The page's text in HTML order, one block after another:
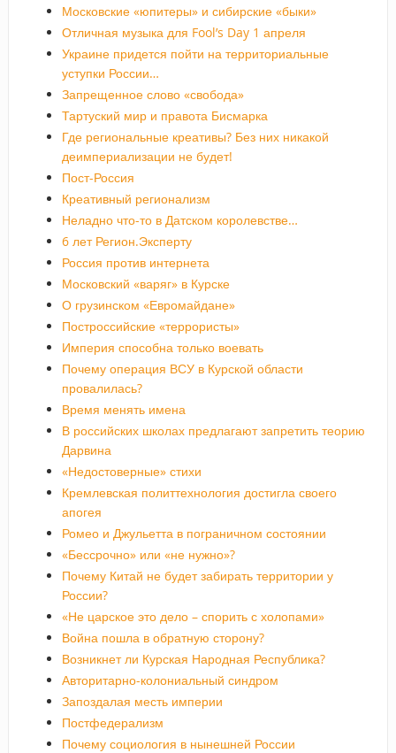
Московские «юпитеры» и сибирские «быки»
Отличная музыка для Fool’s Day 1 апреля
Украине придется пойти на территориальные
уступки России…
Запрещенное слово «свобода»
Тартуский мир и правота Бисмарка
Где региональные креативы? Без них никакой
деимпериализации не будет!
Пост-Россия
Креативный регионализм
Неладно что-то в Датском королевстве…
6 лет Регион.Эксперту
Россия против интернета
Московский «варяг» в Курске
О грузинском «Евромайдане»
Построссийские «террористы»
Империя способна только воевать
Почему операция ВСУ в Курской области
провалилась?
Время менять имена
В российских школах предлагают запретить теорию
Дарвина
«Недостоверные» стихи
Кремлевская политтехнология достигла своего
апогея
Ромео и Джульетта в пограничном состоянии
«Бессрочно» или «не нужно»?
Почему Китай не будет забирать территории у
России?
«Не царское это дело – спорить с холопами»
Война пошла в обратную сторону?
Возникнет ли Курская Народная Республика?
Авторитарно-колониальный синдром
Запоздалая месть империи
Постфедерализм
Почему социология в нынешней России